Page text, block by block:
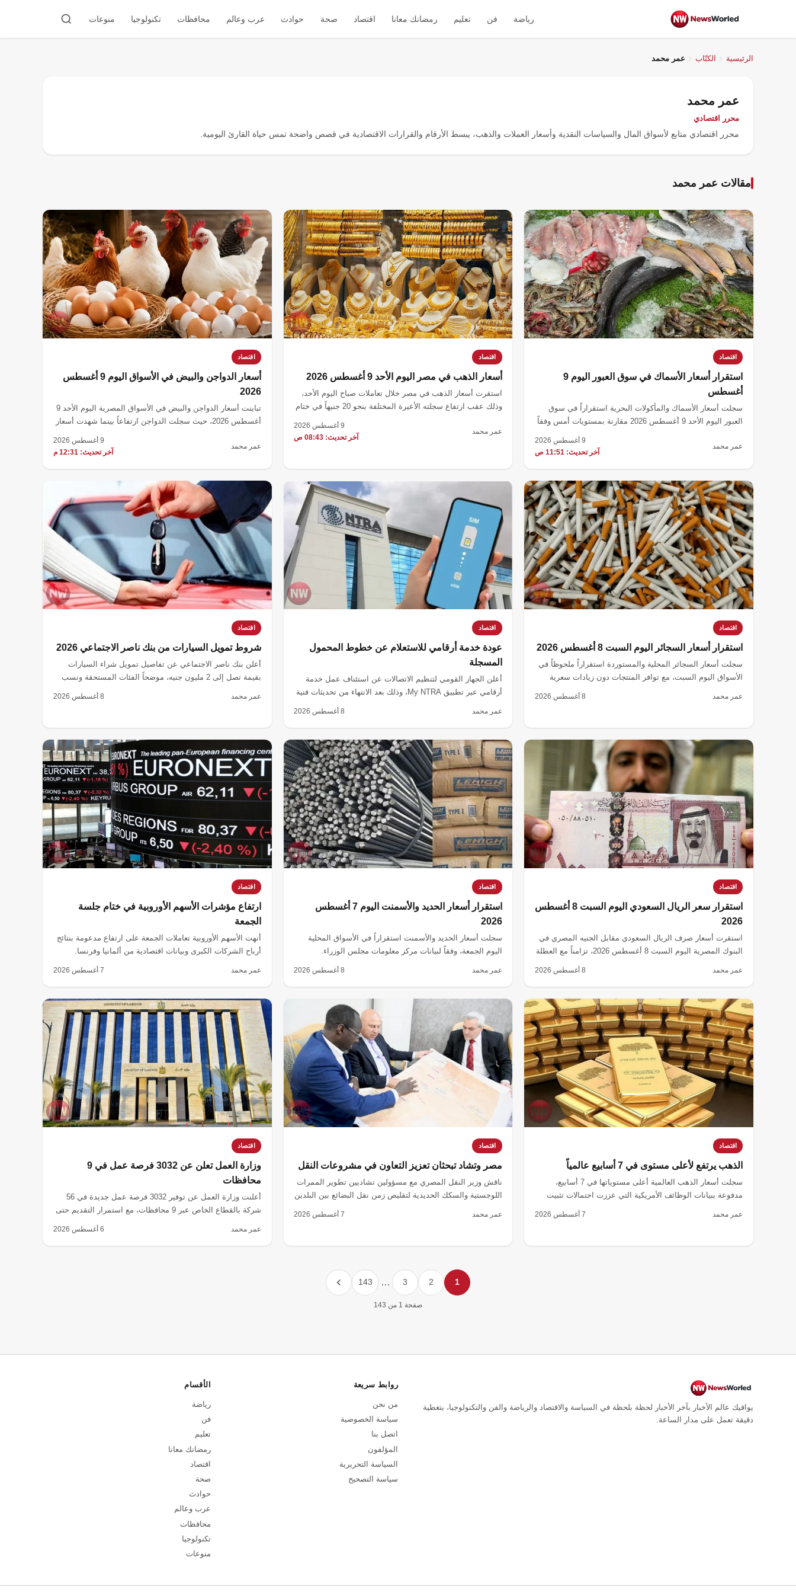
رياضة فن تعليم رمضانك معانا اقتصاد صحة حوادث عرب وعالم محافظات تكنولوجيا منوعات
الرئيسية الكتّاب عمر محمد
عمر محمد
محرر اقتصادي
محرر اقتصادي متابع لأسواق المال والسياسات النقدية وأسعار العملات والذهب، يبسط الأرقام والقرارات الاقتصادية في قصص واضحة تمس حياة القارئ اليومية.
مقالات عمر محمد
اقتصاد
استقرار أسعار الأسماك في سوق العبور اليوم 9
أغسطس
سجلت أسعار الأسماك والمأكولات البحرية استقراراً في سوق
العبور اليوم الأحد 9 أغسطس 2026 مقارنة بمستويات أمس وفقاً
عمر محمد
9 أغسطس 2026
آخر تحديث: 11:51 ص
اقتصاد
أسعار الذهب في مصر اليوم الأحد 9 أغسطس 2026
استقرت أسعار الذهب في مصر خلال تعاملات صباح اليوم الأحد،
وذلك عقب ارتفاع سجلته الأعيرة المختلفة بنحو 20 جنيهاً في ختام
عمر محمد
9 أغسطس 2026
آخر تحديث: 08:43 ص
اقتصاد
أسعار الدواجن والبيض في الأسواق اليوم 9 أغسطس
2026
تباينت أسعار الدواجن والبيض في الأسواق المصرية اليوم الأحد 9
أغسطس 2026، حيث سجلت الدواجن ارتفاعاً بينما شهدت أسعار
عمر محمد
9 أغسطس 2026
آخر تحديث: 12:31 م
اقتصاد
استقرار أسعار السجائر اليوم السبت 8 أغسطس 2026
سجلت أسعار السجائر المحلية والمستوردة استقراراً ملحوظاً في
الأسواق اليوم السبت، مع توافر المنتجات دون زيادات سعرية
عمر محمد 8 أغسطس 2026
اقتصاد
عودة خدمة أرقامي للاستعلام عن خطوط المحمول
المسجلة
أعلن الجهاز القومي لتنظيم الاتصالات عن استئناف عمل خدمة
أرقامي عبر تطبيق My NTRA، وذلك بعد الانتهاء من تحديثات فنية
عمر محمد 8 أغسطس 2026
اقتصاد
شروط تمويل السيارات من بنك ناصر الاجتماعي 2026
أعلن بنك ناصر الاجتماعي عن تفاصيل تمويل شراء السيارات
بقيمة تصل إلى 2 مليون جنيه، موضحاً الفئات المستحقة ونسب
عمر محمد 8 أغسطس 2026
اقتصاد
استقرار سعر الريال السعودي اليوم السبت 8 أغسطس
2026
استقرت أسعار صرف الريال السعودي مقابل الجنيه المصري في
البنوك المصرية اليوم السبت 8 أغسطس 2026، تزامناً مع العطلة
عمر محمد 8 أغسطس 2026
اقتصاد
استقرار أسعار الحديد والأسمنت اليوم 7 أغسطس
2026
سجلت أسعار الحديد والأسمنت استقراراً في الأسواق المحلية
اليوم الجمعة، وفقاً لبيانات مركز معلومات مجلس الوزراء.
عمر محمد 8 أغسطس 2026
اقتصاد
ارتفاع مؤشرات الأسهم الأوروبية في ختام جلسة
الجمعة
أنهت الأسهم الأوروبية تعاملات الجمعة على ارتفاع مدعومة بنتائج
أرباح الشركات الكبرى وبيانات اقتصادية من ألمانيا وفرنسا.
عمر محمد 7 أغسطس 2026
اقتصاد
الذهب يرتفع لأعلى مستوى في 7 أسابيع عالمياً
سجلت أسعار الذهب العالمية أعلى مستوياتها في 7 أسابيع،
مدفوعة ببيانات الوظائف الأمريكية التي عززت احتمالات تثبيت
عمر محمد 7 أغسطس 2026
اقتصاد
مصر وتشاد تبحثان تعزيز التعاون في مشروعات النقل
ناقش وزير النقل المصري مع مسؤولين تشاديين تطوير الممرات
اللوجستية والسكك الحديدية لتقليص زمن نقل البضائع بين البلدين
عمر محمد 7 أغسطس 2026
اقتصاد
وزارة العمل تعلن عن 3032 فرصة عمل في 9
محافظات
أعلنت وزارة العمل عن توفير 3032 فرصة عمل جديدة في 56
شركة بالقطاع الخاص عبر 9 محافظات، مع استمرار التقديم حتى
عمر محمد 6 أغسطس 2026
1
2
3
…
143
صفحة 1 من 143
يوافيك عالم الأخبار بآخر الأخبار لحظة بلحظة في السياسة والاقتصاد والرياضة والفن والتكنولوجيا، بتغطية
دقيقة تعمل على مدار الساعة.
روابط سريعة
من نحن
سياسة الخصوصية
اتصل بنا
المؤلفون
السياسة التحريرية
سياسة التصحيح
الأقسام
رياضة
فن
تعليم
رمضانك معانا
اقتصاد
صحة
حوادث
عرب وعالم
محافظات
تكنولوجيا
منوعات